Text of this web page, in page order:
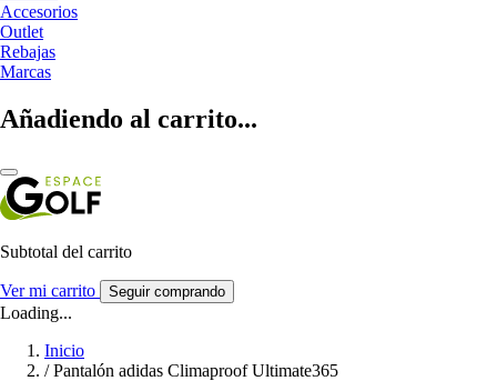
Accesorios
Outlet
Rebajas
Marcas
Añadiendo al carrito...
Subtotal del carrito
Ver mi carrito Seguir comprando
Loading...
Inicio
/ Pantalón adidas Climaproof Ultimate365